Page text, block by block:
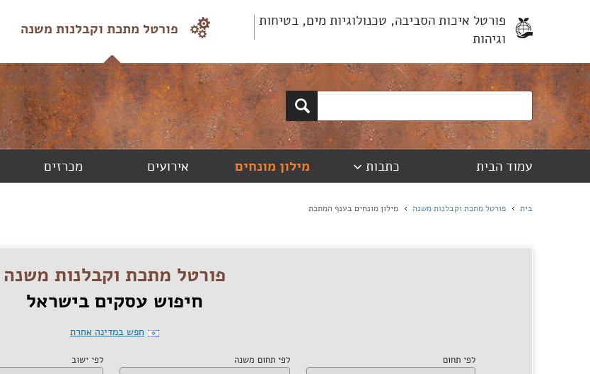
פורטל איכות הסביבה, טכנולוגיות מים, בטיחות
וגיהות
פורטל מתכת וקבלנות משנה
עמוד הבית כתבות מילון מונחים אירועים מכרזים
בית פורטל מתכת וקבלנות משנה מילון מונחים בענף המתכת
פורטל מתכת וקבלנות משנה
חיפוש עסקים בישראל
חפש במדינה אחרת
לפי תחום לפי תחום משנה לפי ישוב